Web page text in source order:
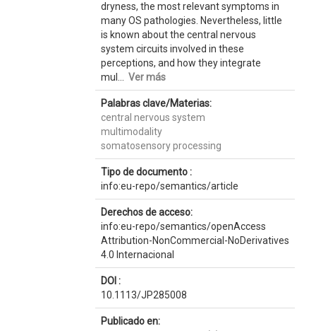
dryness, the most relevant symptoms in
many OS pathologies. Nevertheless, little
is known about the central nervous
system circuits involved in these
perceptions, and how they integrate
mul... Ver más
Palabras clave/Materias:
central nervous system
multimodality
somatosensory processing
Tipo de documento :
info:eu-repo/semantics/article
Derechos de acceso:
info:eu-repo/semantics/openAccess
Attribution-NonCommercial-NoDerivatives
4.0 Internacional
DOI :
10.1113/JP285008
Publicado en: